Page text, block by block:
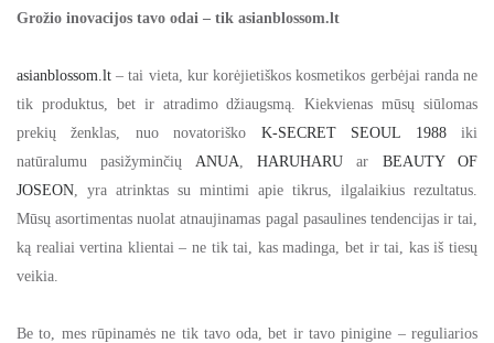
Grožio inovacijos tavo odai – tik asianblossom.lt
asianblossom.lt – tai vieta, kur korėjietiškos kosmetikos gerbėjai randa ne
tik produktus, bet ir atradimo džiaugsmą. Kiekvienas mūsų siūlomas
prekių ženklas, nuo novatoriško K-SECRET SEOUL 1988iki
natūralumu pasižyminčių ANUA ,HARUHARU ar BEAUTY OF
JOSEON , yra atrinktas su mintimi apie tikrus, ilgalaikius rezultatus.
Mūsų asortimentas nuolat atnaujinamas pagal pasaulines tendencijas ir tai,
ką realiai vertina klientai – ne tik tai, kas madinga, bet ir tai, kas iš tiesų
veikia.
Be to, mes rūpinamės ne tik tavo oda, bet ir tavo pinigine – reguliarios